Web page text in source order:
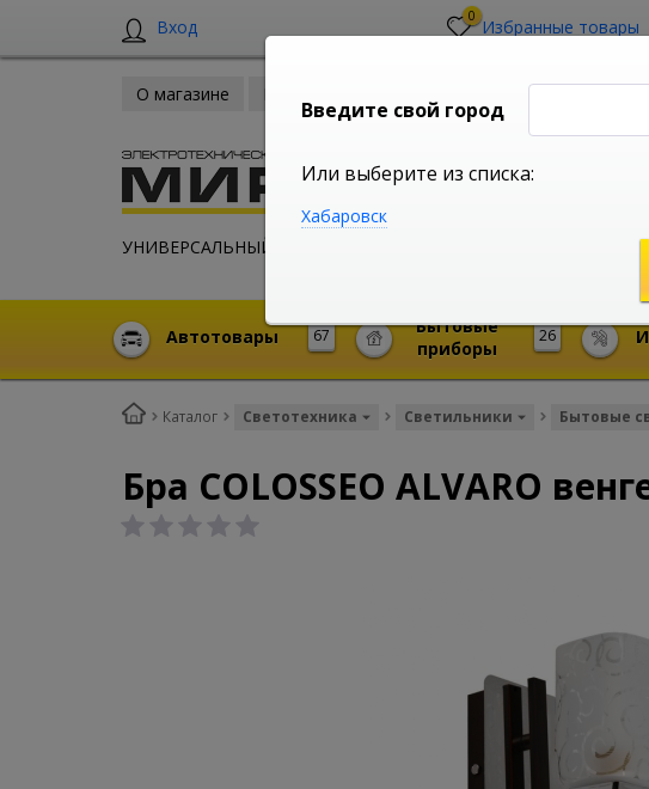
Вход 0 Избранные товары
О магазине
УНИВЕРСАЛЬНЫЙ ИНТЕРНЕТ МАГАЗИН
67
Автотовары 26
Бытовые
приборы
Каталог Светотехника Светильники Бытовые
Бра COLOSSEO ALVARO
Введите свой город
Или выберите из списка:
Хабаровск